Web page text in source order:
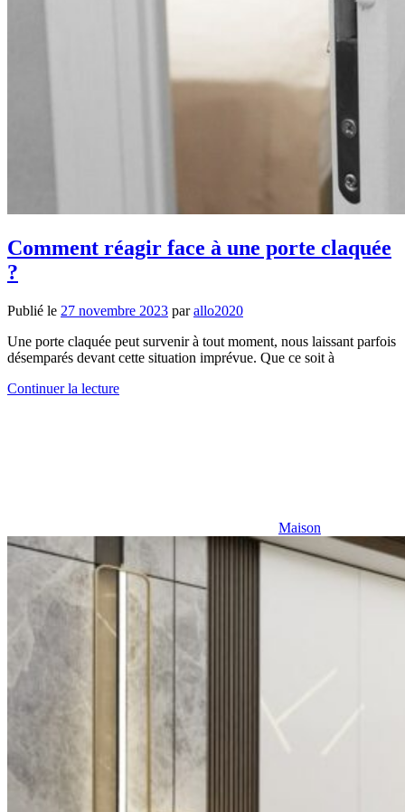
Comment réagir face à une porte claquée
?
Publié le 27 novembre 2023 parallo2020
Une porte claquée peut survenir à tout moment, nous laissant parfois
désemparés devant cette situation imprévue. Que ce soit à
Continuer la lecture
Maison